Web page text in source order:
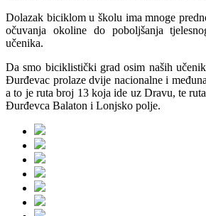
Dolazak biciklom u školu ima mnoge
očuvanja okoline do poboljšanja
učenika.
Da smo biciklistički grad osim naših
Đurđevac prolaze dvije nacionalne i
a to je ruta broj 13 koja ide uz Dravu, te
Đurđevca Balaton i Lonjsko polje.